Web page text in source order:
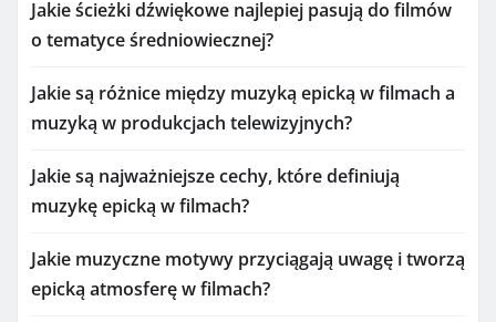
Jakie ścieżki dźwiękowe najlepiej pasują do filmów
o tematyce średniowiecznej?
Jakie są różnice między muzyką epicką w filmach a
muzyką w produkcjach telewizyjnych?
Jakie są najważniejsze cechy, które definiują
muzykę epicką w filmach?
Jakie muzyczne motywy przyciągają uwagę i tworzą
epicką atmosferę w filmach?